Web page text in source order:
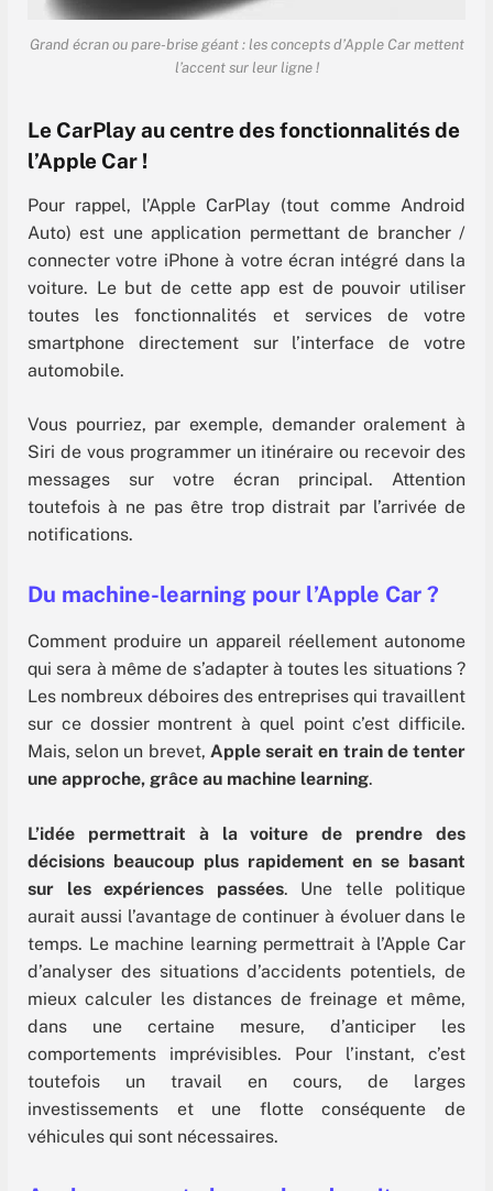
Grand écran ou pare-brise géant : les concepts d’Apple Car mettent
l’accent sur leur ligne !
Le CarPlay au centre des fonctionnalités de
l’Apple Car !
Pour rappel, l’Apple CarPlay (tout comme Android
Auto) est une application permettant de brancher /
connecter votre iPhone à votre écran intégré dans la
voiture. Le but de cette app est de pouvoir utiliser
toutes les fonctionnalités et services de votre
smartphone directement sur l’interface de votre
automobile.
Vous pourriez, par exemple, demander oralement à
Siri de vous programmer un itinéraire ou recevoir des
messages sur votre écran principal. Attention
toutefois à ne pas être trop distrait par l’arrivée de
notifications.
Du machine-learning pour l’Apple Car ?
Comment produire un appareil réellement autonome
qui sera à même de s’adapter à toutes les situations ?
Les nombreux déboires des entreprises qui travaillent
sur ce dossier montrent à quel point c’est difficile.
Mais, selon un brevet, Apple serait en train de tenter
une approche, grâce au machine learning.
L’idée permettrait à la voiture de prendre des
décisions beaucoup plus rapidement en se basant
sur les expériences passées. Une telle politique
aurait aussi l’avantage de continuer à évoluer dans le
temps. Le machine learning permettrait à l’Apple Car
d’analyser des situations d’accidents potentiels, de
mieux calculer les distances de freinage et même,
dans une certaine mesure, d’anticiper les
comportements imprévisibles. Pour l’instant, c’est
toutefois un travail en cours, de larges
investissements et une flotte conséquente de
véhicules qui sont nécessaires.